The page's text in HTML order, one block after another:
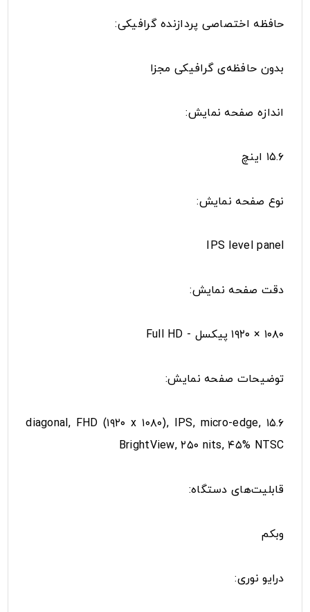
حافظه اختصاصی پردازنده گرافیکی:
بدون حافظه‌ی گرافیکی مجزا
اندازه صفحه نمایش:
۱۵.۶ اینچ
نوع صفحه نمایش:
IPS level panel
دقت صفحه نمایش:
۱۰۸۰ × ۱۹۲۰ پیکسل - Full HD
توضیحات صفحه نمایش:
۱۵.۶ diagonal, FHD (۱۹۲۰ x ۱۰۸۰), IPS, micro-edge,
BrightView, ۲۵۰ nits, ۴۵% NTSC
قابلیت‌های دستگاه:
وبکم
درایو نوری: